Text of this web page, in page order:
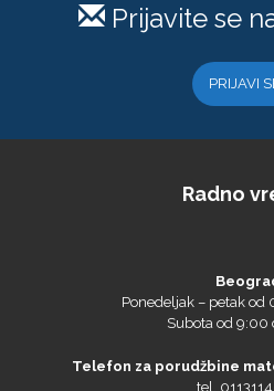
Prijavite se
PRIJAVI
Radno
Ponedeljak – petak
Subota od 9:00
Telefon za porudžbine
tel.